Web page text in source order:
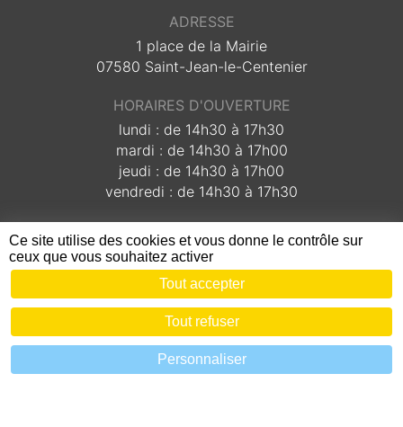
ADRESSE
1 place de la Mairie
07580 Saint-Jean-le-Centenier
HORAIRES D'OUVERTURE
lundi : de 14h30 à 17h30
mardi : de 14h30 à 17h00
jeudi : de 14h30 à 17h00
vendredi : de 14h30 à 17h30
ACTUALITÉ
EVÈNEMENTS
CONTACT
VIE MUNICIPALE
Les élus
Ce site utilise des cookies et vous donne le contrôle sur
ceux que vous souhaitez activer
Tout accepter
Tout refuser
Personnaliser